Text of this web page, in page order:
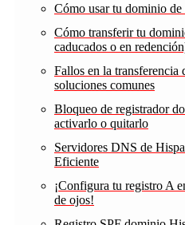
Cómo usar tu dominio
Cómo transferir tu
caducados o en
Fallos en la transferencia
soluciones comunes
Bloqueo de registrador
activarlo o quitarlo
Servidores DNS de
Eficiente
¡Configura tu registro A
de ojos!